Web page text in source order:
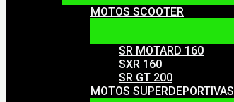
MOTOS SCOOTER
SR MOTARD 160
SXR 160
SR GT 200
MOTOS SUPERDEPORTIVAS